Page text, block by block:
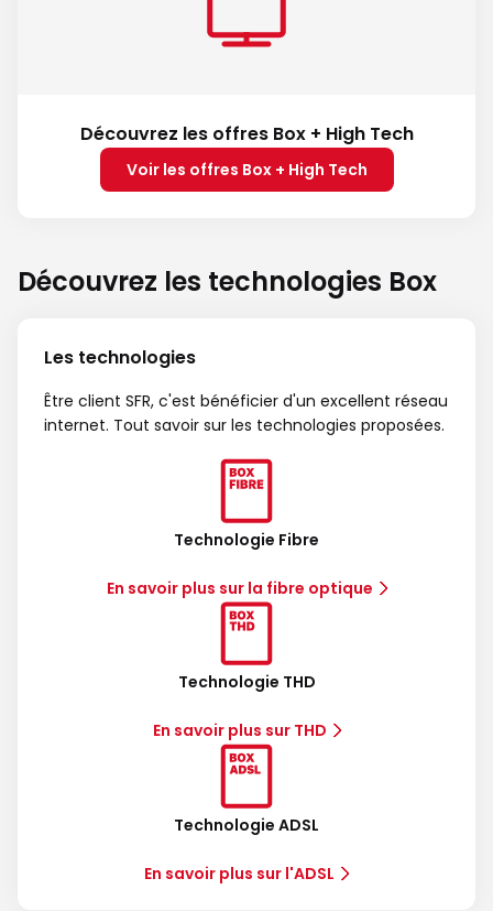
Découvrez les offres Box + High Tech
Voir les offres Box + High Tech
Découvrez les technologies Box
Les technologies
Être client SFR, c'est bénéficier d'un excellent réseau
internet. Tout savoir sur les technologies proposées.
Technologie Fibre
En savoir plus sur la fibre optique
Technologie THD
En savoir plus sur THD
Technologie ADSL
En savoir plus sur l'ADSL